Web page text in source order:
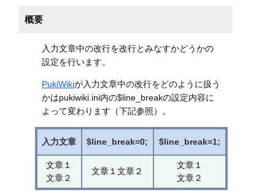
概要
入力文章中の改行を改行とみなすかどうかの
設定を行います。
PukiWikiが入力文章中の改行をどのように扱う
かはpukiwiki.ini内の$line_breakの設定内容に
よって変わります（下記参照）。
入力文章 $line_break=0; $line_break=1;
文章１
文章２
文章１文章２
文章１
文章２